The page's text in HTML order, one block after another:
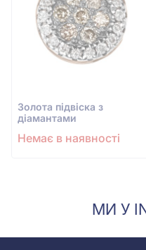
Золота підвіска з
діамантами
Немає в наявності
МИ У